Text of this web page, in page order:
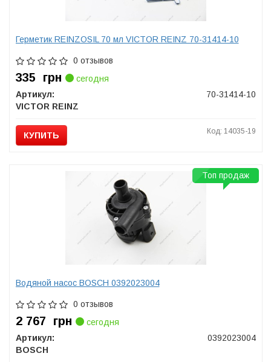
Герметик REINZOSIL 70 мл VICTOR REINZ 70-31414-10
0 отзывов
335 грн
сегодня
Артикул:
70-31414-10
VICTOR REINZ
КУПИТЬ Код: 14035-19
Водяной насос BOSCH 0392023004
0 отзывов
2 767 грн
сегодня
Артикул:
0392023004
BOSCH
Топ продаж